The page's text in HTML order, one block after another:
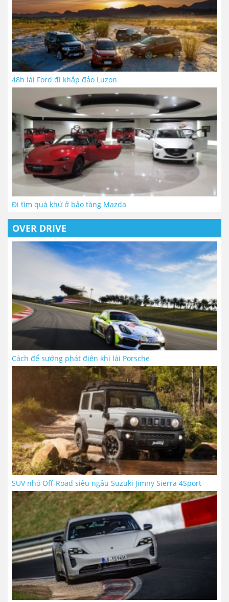
48h lái Ford đi khắp đảo Luzon
Đi tìm quá khứ ở bảo tàng Mazda
OVER DRIVE
Cách để sướng phát điên khi lái Porsche
SUV nhỏ Off-Road siêu ngầu Suzuki Jimny Sierra 4Sport